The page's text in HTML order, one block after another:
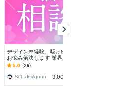
デザイン未経験、駆け出しの方の
お悩み解決します 業界歴15年超
の現役Webデザイナーがあなたの
悩みを聞きます
5.0 (26)
SQ_designnn
3,000